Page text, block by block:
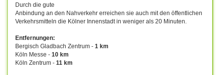
Durch die gute
Anbindung an den Nahverkehr erreichen sie auch mit den öffentlichen
Verkehrsmitteln die Kölner Innenstadt in weniger als 20 Minuten.
Entfernungen:
Bergisch Gladbach Zentrum - 1 km
Köln Messe - 10 km
Köln Zentrum - 11 km